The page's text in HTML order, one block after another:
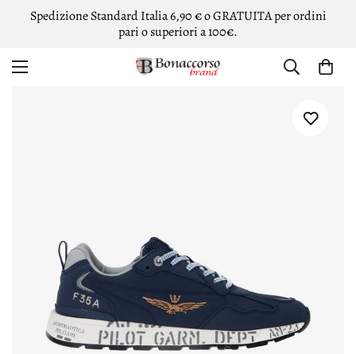
Spedizione Standard Italia 6,90 € o GRATUITA per ordini
pari o superiori a 100€.